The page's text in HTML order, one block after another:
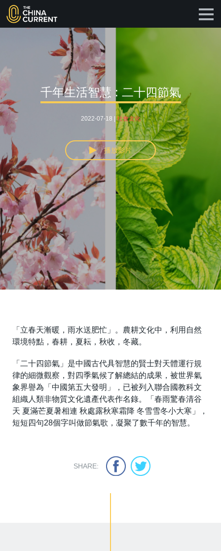
千年生活智慧 : 二十四節氣
2022-07-18 |社會文化
播放影片
「立春天漸暖，雨水送肥忙」。農耕文化中，利用自然
環境特點，春耕，夏耘，秋收，冬藏。
「二十四節氣」是中國古代具智慧的賢士對天體運行規
律的細微觀察，對四季氣候了解總結的成果，被世界氣
象界譽為「中國第五大發明」，已被列入聯合國教科文
組織人類非物質文化遺產代表作名錄。「春雨驚春清谷
天 夏滿芒夏暑相連 秋處露秋寒霜降 冬雪雪冬小大寒」，
短短四句28個字叫做節氣歌，凝聚了數千年的智慧。
SHARE: